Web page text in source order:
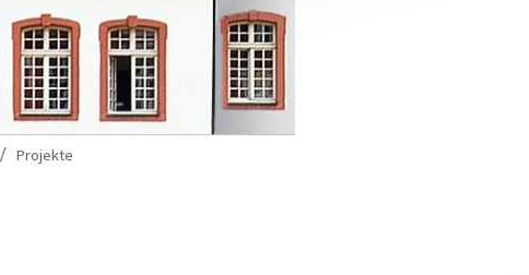
Projekte